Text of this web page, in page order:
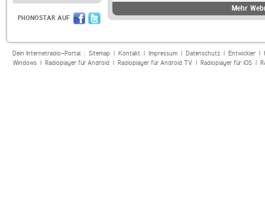
PHONOSTAR AUF
Mehr
Dein Internetradio-Portal : Sitemap| Kontakt| Impressum| Datenschutz| Entwickler|
Windows| Radioplayer für Android| Radioplayer für Android TV| Radioplayer für iOS|